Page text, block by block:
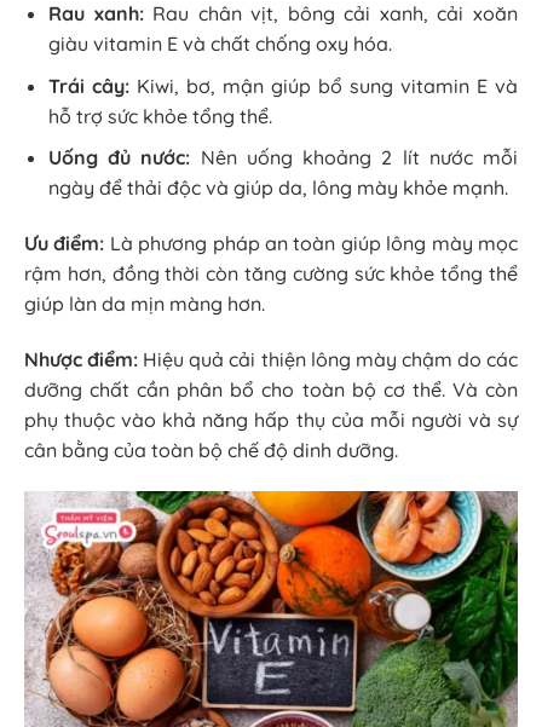
Rau xanh:Rau chân vịt, bông cải xanh, cải xoăn
giàu vitamin E và chất chống oxy hóa.
Trái cây: Kiwi, bơ, mận giúp bổ sung vitamin E và
hỗ trợ sức khỏe tổng thể.
Uống đủ nước: Nên uống khoảng 2 lít nước mỗi
ngày để thải độc và giúp da, lông mày khỏe mạnh.
Ưu điểm: Là phương pháp an toàn giúp lông mày mọc
rậm hơn, đồng thời còn tăng cường sức khỏe tổng thể
giúp làn da mịn màng hơn.
Nhược điểm: Hiệu quả cải thiện lông mày chậm do các
dưỡng chất cần phân bổ cho toàn bộ cơ thể. Và còn
phụ thuộc vào khả năng hấp thụ của mỗi người và sự
cân bằng của toàn bộ chế độ dinh dưỡng.